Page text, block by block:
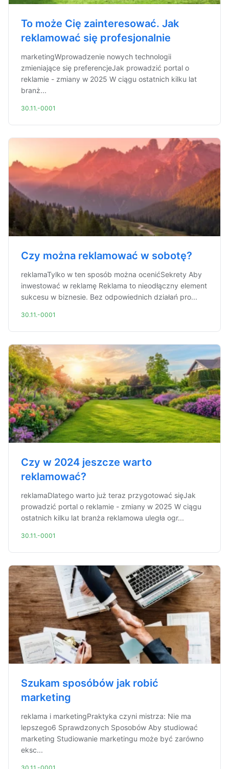
To może Cię zainteresować. Jak
reklamować się profesjonalnie
marketingWprowadzenie nowych technologii
zmieniające się preferencjeJak prowadzić portal o
reklamie - zmiany w 2025 W ciągu ostatnich kilku lat
branż...
30.11.-0001
Czy można reklamować w sobotę?
reklamaTylko w ten sposób można ocenićSekrety Aby
inwestować w reklamę Reklama to nieodłączny element
sukcesu w biznesie. Bez odpowiednich działań pro...
30.11.-0001
Czy w 2024 jeszcze warto
reklamować?
reklamaDlatego warto już teraz przygotować sięJak
prowadzić portal o reklamie - zmiany w 2025 W ciągu
ostatnich kilku lat branża reklamowa uległa ogr...
30.11.-0001
Szukam sposóbów jak robić
marketing
reklama i marketingPraktyka czyni mistrza: Nie ma
lepszego6 Sprawdzonych Sposobów Aby studiować
marketing Studiowanie marketingu może być zarówno
eksc...